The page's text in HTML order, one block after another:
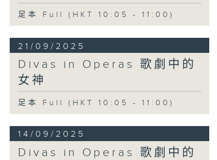
足本 Full (HKT 10:05 - 11:00)
21/09/2025
Divas in Operas 歌劇中的
女神
足本 Full (HKT 10:05 - 11:00)
14/09/2025
Divas in Operas 歌劇中的